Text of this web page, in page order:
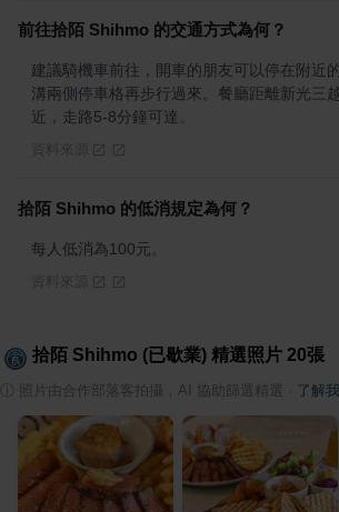
前往拾陌 Shihmo 的交通方式為何？
建議騎機車前往，開車的朋友可以停在附近
溝兩側停車格再步行過來。餐廳距離新光三
近，走路5-8分鐘可達。
拾陌 Shihmo 的低消規定為何？
每人低消為100元。
拾陌 Shihmo (已歇業) 精選照片 20張
照片由合作部落客拍攝，AI 協助篩選精選 了解